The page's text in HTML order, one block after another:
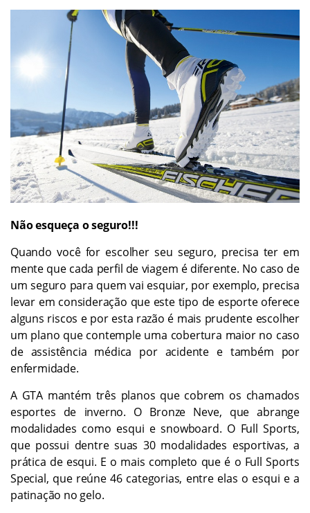
Não esqueça o seguro!!!
Quando você for escolher seu seguro, precisa ter em
mente que cada perfil de viagem é diferente. No caso de
um seguro para quem vai esquiar, por exemplo, precisa
levar em consideração que este tipo de esporte oferece
alguns riscos e por esta razão é mais prudente escolher
um plano que contemple uma cobertura maior no caso
de assistência médica por acidente e também por
enfermidade.
A GTA mantém três planos que cobrem os chamados
esportes de inverno. O Bronze Neve, que abrange
modalidades como esqui e snowboard. O Full Sports,
que possui dentre suas 30 modalidades esportivas, a
prática de esqui. E o mais completo que é o Full Sports
Special, que reúne 46 categorias, entre elas o esqui e a
patinação no gelo.